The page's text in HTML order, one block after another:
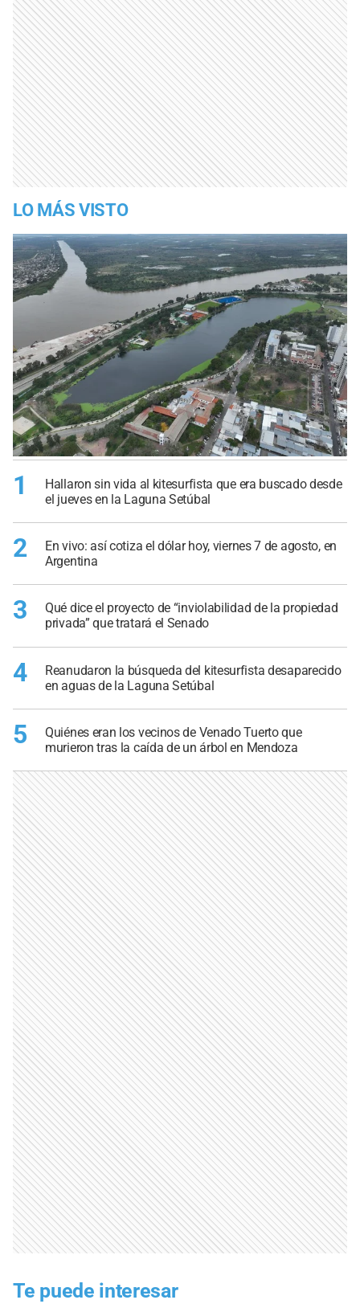
LO MÁS VISTO
1
Hallaron sin vida al kitesurfista que era buscado desde
el jueves en la Laguna Setúbal
2
En vivo: así cotiza el dólar hoy, viernes 7 de agosto, en
Argentina
3
Qué dice el proyecto de “inviolabilidad de la propiedad
privada” que tratará el Senado
4
Reanudaron la búsqueda del kitesurfista desaparecido
en aguas de la Laguna Setúbal
5
Quiénes eran los vecinos de Venado Tuerto que
murieron tras la caída de un árbol en Mendoza
Te puede interesar